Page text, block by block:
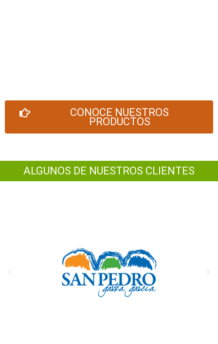
CONOCE NUESTROS
PRODUCTOS
ALGUNOS DE NUESTROS CLIENTES